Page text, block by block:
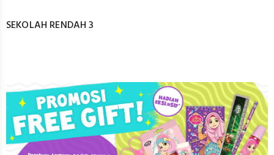
SEKOLAH RENDAH 3